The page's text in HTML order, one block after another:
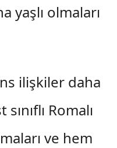
yaşlı olmaları
ilişkiler daha
Romalı
ve hem